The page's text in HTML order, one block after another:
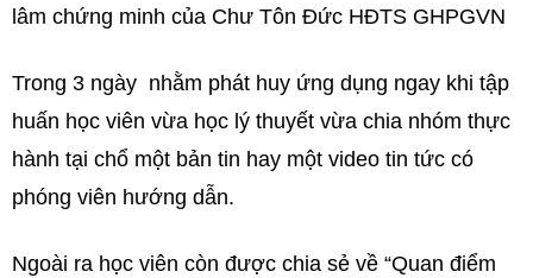
lâm chứng minh của Chư Tôn Đức HĐTS GHPGVN
Trong 3 ngày nhằm phát huy ứng dụng ngay khi tập
huấn học viên vừa học lý thuyết vừa chia nhóm thực
hành tại chổ một bản tin hay một video tin tức có
phóng viên hướng dẫn.
Ngoài ra học viên còn được chia sẻ về “Quan điểm